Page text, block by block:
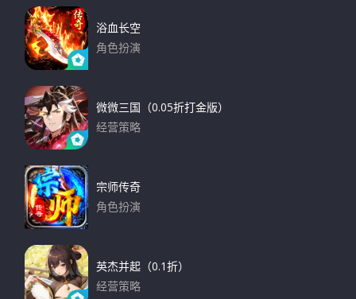
浴血长空
角色扮演
微微三国（0.05折打金版）
经营策略
宗师传奇
角色扮演
英杰并起（0.1折）
经营策略